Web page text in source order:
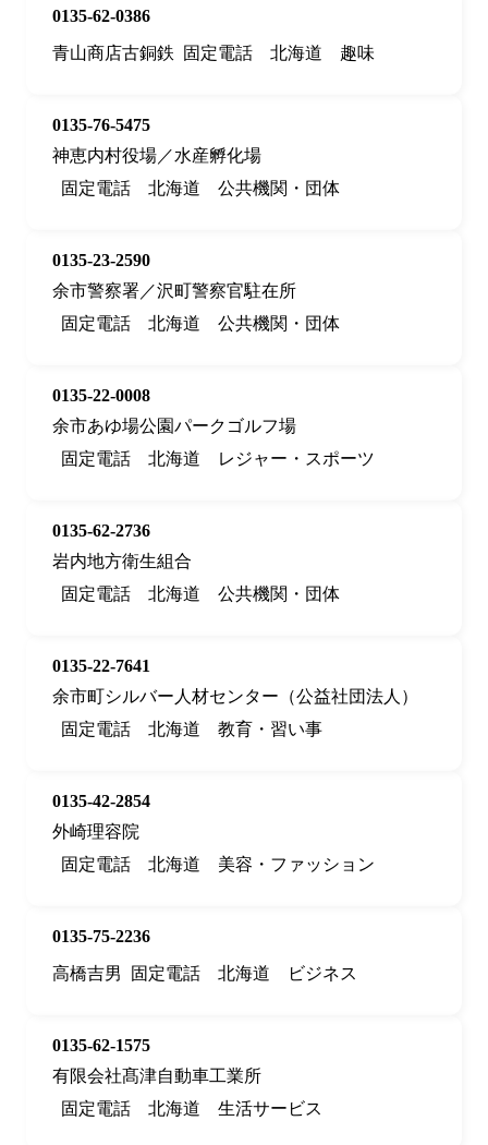
0135-62-0386
青山商店古銅鉄
固定電話 北海道 趣味
0135-76-5475
神恵内村役場／水産孵化場
固定電話
北海道 公共機関・団体
0135-23-2590
余市警察署／沢町警察官駐在所
固定電話
北海道 公共機関・団体
0135-22-0008
余市あゆ場公園パークゴルフ場
固定電話
北海道 レジャー・スポーツ
0135-62-2736
岩内地方衛生組合
固定電話
北海道 公共機関・団体
0135-22-7641
余市町シルバー人材センター（公益社団法人）
固定電話
北海道 教育・習い事
0135-42-2854
外崎理容院
固定電話
北海道 美容・ファッション
0135-75-2236
高橋吉男
固定電話 北海道 ビジネス
0135-62-1575
有限会社髙津自動車工業所
固定電話
北海道 生活サービス